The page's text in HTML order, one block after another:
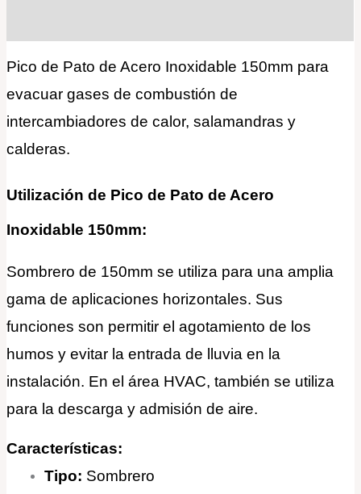
Pico de Pato de Acero Inoxidable 150mm para
evacuar gases de combustión de
intercambiadores de calor, salamandras y
calderas.
Utilización de Pico de Pato de Acero
Inoxidable 150mm:
Sombrero de 150mm se utiliza para una amplia
gama de aplicaciones horizontales. Sus
funciones son permitir el agotamiento de los
humos y evitar la entrada de lluvia en la
instalación. En el área HVAC, también se utiliza
para la descarga y admisión de aire.
Características:
Tipo: Sombrero